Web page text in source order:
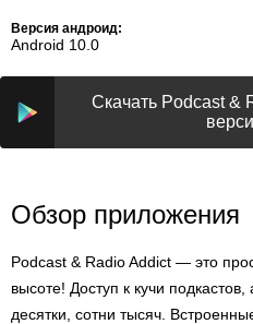
Версия андроид:
Android 10.0
Скачать Podcast &
Обзор приложения
Podcast & Radio Addict — это
высоте! Доступ к кучи
десятки, сотни тысяч.